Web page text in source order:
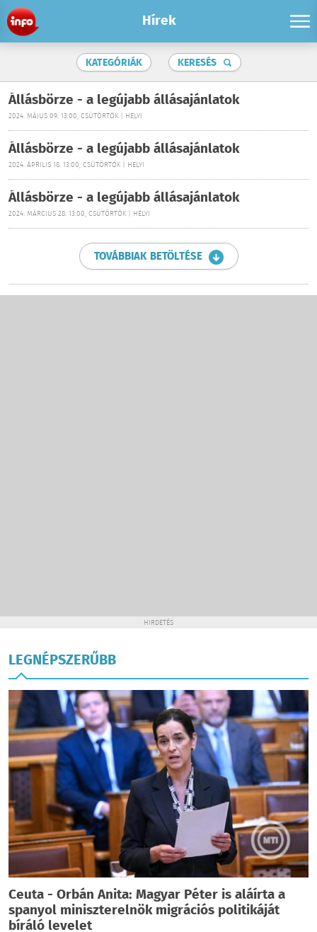
Hírek
KATEGÓRIÁK KERESÉS
Állásbörze - a legújabb állásajánlatok
2024. MÁJUS 09. 13:00, CSÜTÖRTÖK | HELYI
Állásbörze - a legújabb állásajánlatok
2024. ÁPRILIS 18. 13:00, CSÜTÖRTÖK | HELYI
Állásbörze - a legújabb állásajánlatok
2024. MÁRCIUS 28. 13:00, CSÜTÖRTÖK | HELYI
TOVÁBBIAK BETÖLTÉSE
HIRDETÉS
LEGNÉPSZERŰBB
Ceuta - Orbán Anita: Magyar Péter is aláírta a
spanyol miniszterelnök migrációs politikáját
bíráló levelet